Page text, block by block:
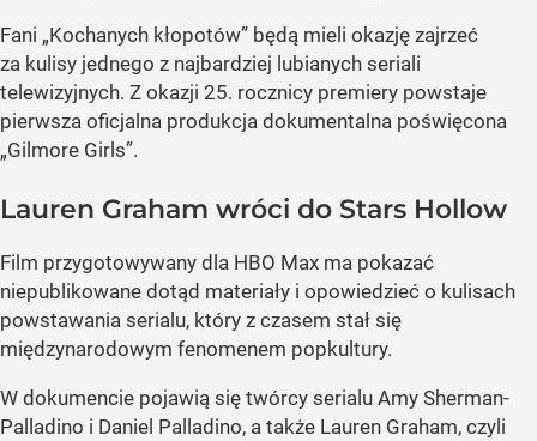
Fani „Kochanych kłopotów” będą mieli okazję zajrzeć
za kulisy jednego z najbardziej lubianych seriali
telewizyjnych. Z okazji 25. rocznicy premiery powstaje
pierwsza oficjalna produkcja dokumentalna poświęcona
„Gilmore Girls”.
Lauren Graham wróci do Stars Hollow
Film przygotowywany dla HBO Max ma pokazać
niepublikowane dotąd materiały i opowiedzieć o kulisach
powstawania serialu, który z czasem stał się
międzynarodowym fenomenem popkultury.
W dokumencie pojawią się twórcy serialu Amy Sherman-
Palladino i Daniel Palladino, a także Lauren Graham, czyli